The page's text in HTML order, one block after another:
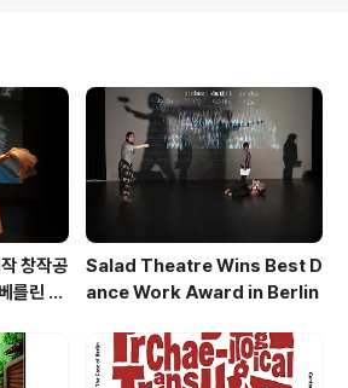
창작공
Salad Theatre Wins Best D
ance Work Award in Berlin